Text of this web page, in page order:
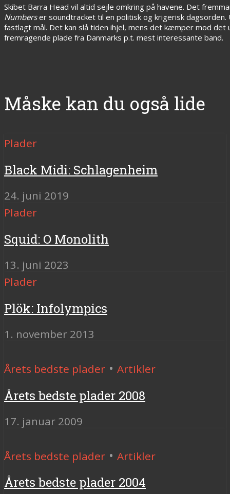
Skibet Barra Head vil altid sejle omkring på havene. Det
Numberser soundtracket til en politisk og krigerisk
fastlagt mål. Det kan slå tiden ihjel, mens det kæmper mod
fremragende plade fra Danmarks p.t. mest interessante band.
Måske kan du også lide
Plader
Black Midi: Schlagenheim
24. juni 2019
Plader
Squid: O Monolith
13. juni 2023
Plader
Plök: Infolympics
1. november 2013
Årets bedste plader • Artikler
Årets bedste plader 2008
17. januar 2009
Årets bedste plader • Artikler
Årets bedste plader 2004